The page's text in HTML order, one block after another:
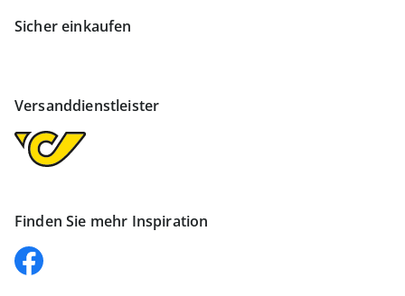
Sicher einkaufen
Versanddienstleister
Finden Sie mehr Inspiration